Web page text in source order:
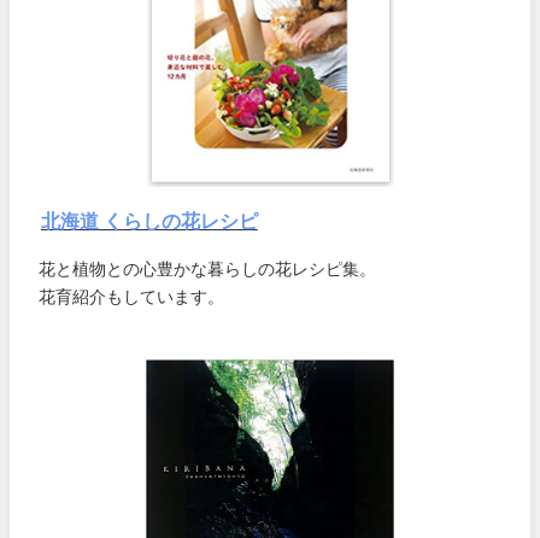
北海道 くらしの花レシピ
花と植物との心豊かな暮らしの花レシピ集。
花育紹介もしています。